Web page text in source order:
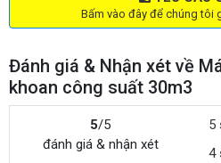
Bấm vào đây để chúng tôi
Đánh giá & Nhận xét về
khoan công suất 30m3
5/5
đánh giá & nhận xét
5
4